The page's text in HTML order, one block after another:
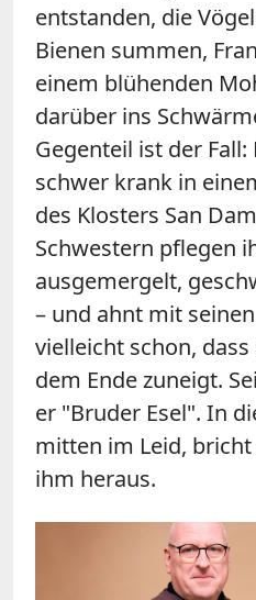
entstanden, die
Bienen summen,
einem blühenden
darüber ins
Gegenteil ist der
schwer krank in
des Klosters San
Schwestern pflegen
ausgemergelt,
– und ahnt mit
vielleicht schon, dass
dem Ende zuneigt.
er "Bruder Esel". In
mitten im Leid,
ihm heraus.